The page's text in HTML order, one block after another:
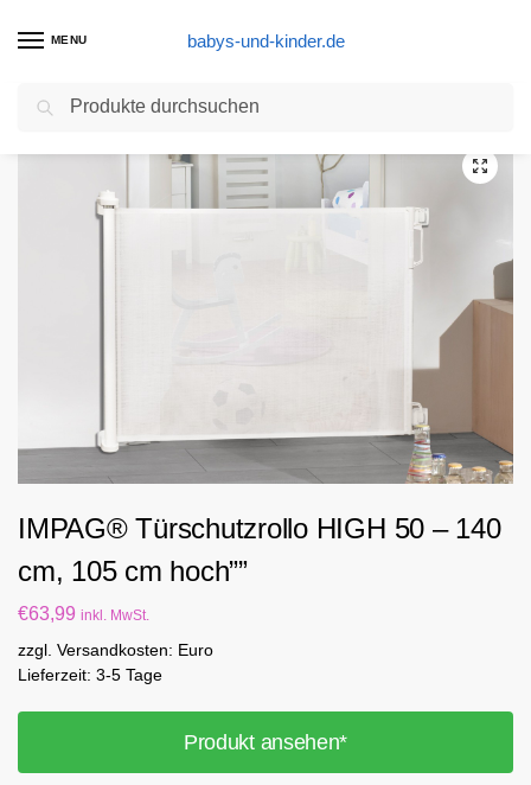
MENU babys-und-kinder.de
Start Schutzrollo / Rollo HIGH 50-140 cm
IMPAG® Türschutzrollo HIGH 50 – 140
cm, 105 cm hoch””
€63,99 inkl. MwSt.
zzgl. Versandkosten: Euro
Lieferzeit: 3-5 Tage
Produkt ansehen*